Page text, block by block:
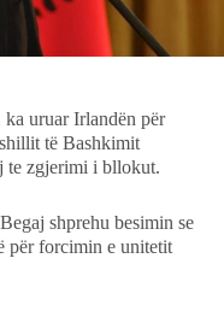
uruar Irlandën për
të Bashkimit
te zgjerimi i bllokut.
shprehu besimin se
për forcimin e unitetit